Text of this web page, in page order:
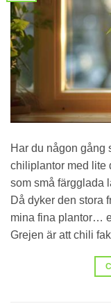
Har du någon gång
chiliplantor med lite
som små färgglada
Då dyker den stora
mina fina plantor…
Grejen är att chili